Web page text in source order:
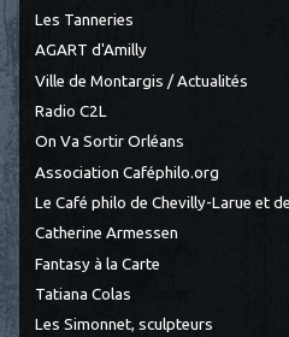
Les Tanneries
AGART d'Amilly
Ville de Montargis / Actualités
Radio C2L
On Va Sortir Orléans
Association Caféphilo.org
Le Café philo de Chevilly-Larue et
Catherine Armessen
Fantasy à la Carte
Tatiana Colas
Les Simonnet, sculpteurs